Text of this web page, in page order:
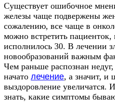
Существует ошибочное
железы чаще подвержены
сожалению, все чаще в
можно встретить пациенток,
исполнилось 30. В лечении
новообразований важным
Чем раньше распознан
начато лечение, а значит, и
выздоровление увеличатся.
знать, какие симптомы